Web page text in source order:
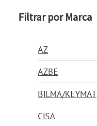
Filtrar por Marca
AZ
AZBE
BILMA/KEYMAT
CISA